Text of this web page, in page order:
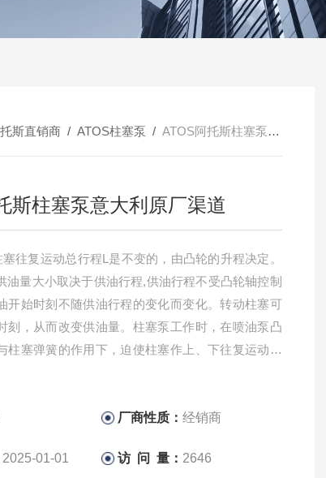
斯直销商/ ATOS柱塞泵 / ATOS阿托斯柱塞泵意大利原厂渠道
斯柱塞泵意大利原厂渠道
往复运动总行程L是不变的，由凸轮的升程决定。
油量大小取决于供油行程,供油行程不受凸轮轴控制
开始时刻不随供油行程的变化而变化。转动柱塞可
刻，从而改变供油量。柱塞泵工作时，在喷油泵凸
柱塞弹簧的作用下，迫使柱塞作上、下往复运动，
厂商性质：经销商
2025-01-01 访 问 量： 2646